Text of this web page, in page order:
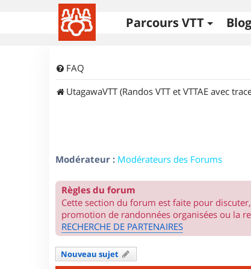
Parcours VTT Blog
FAQ
UtagawaVTT (Randos VTT et VTTAE avec
Modérateur : Modérateurs des Forums
Règles du forum
Cette section du forum est faite pour
promotion de randonnées organisées ou la
RECHERCHE DE PARTENAIRES
Nouveau sujet